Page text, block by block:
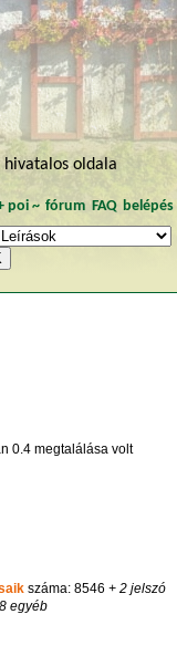
hivatalos oldala
poi~ fórum FAQ belépés
0.4 megtalálása volt
száma: 8546 + 2 jelszó
egyéb